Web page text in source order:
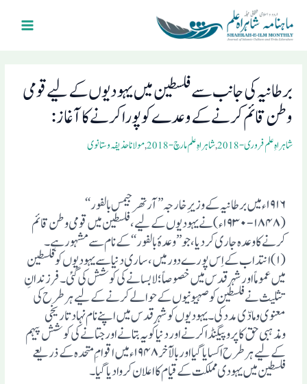
content
برطانیہ کی جانب سے فلسطین میں یہودیوں کے لیے قومی
وطن قائم کرنے کے وعدے کو پورا کرنے کا آغاز:
شاہراہِ علم فروری- 2018 ,شاہراہِ علم مارچ- 2018 ,مولانا حذیفہ وستانوی
۱۹۱۶ء میں برطانیہ کے وزیرِ خارجہ ’’آرتھر جیمس بالفور‘‘
(۱۸۴۸-۱۹۳۰ء) نے یہودیوں کے لیے ، فلسطین میں قومی وطن قائم
کرنے کا وعدہ جاری کردیا، جو ’’وعدۂ بالفور‘‘ کے نام سے مشہور ہے۔
(۱)انتداب کے اِس پورے دور میں، ساری دنیا سے یہودیوں کو فلسطین
میں عموماً اور شہرِ قدس میں خصوصاً؛ لا بسانے کی کوشش کی گئی ۔ فرزندانِ
تثلیث نے فلسطین کو صہیونیوں کے حوالے کرنے کے لیے ہرطرح کی
معنوی ومادّی مدد کی۔ یہودیوں کو شہرِ قدس میں اپنے نام نہاد تاریخی
ومذہبی حق کا پروپیگنڈا کرنے اور دنیا کو یہ بتانے اور جتانے کی کوشش پیہم
کے لیے ہرطرح اکسایا گیا اور بالآخر ۱۹۴۸ء میں اقوامِ متحدہ کے ذریعے
فلسطین میں یہودی مملکت کے قیام کا اعلان کروادیا گیا ۔